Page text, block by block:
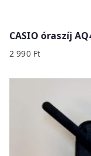
CASIO óraszíj
2 990 Ft